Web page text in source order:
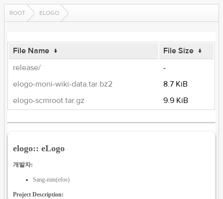
ROOT ELOGO
File Name ↓ File Size ↓
release/
-
elogo-moni-wiki-data.tar.bz2
8.7 KiB
elogo-scmroot.tar.gz
9.9 KiB
elogo:: eLogo
개발자:
Sang-min(efos)
Project Description: